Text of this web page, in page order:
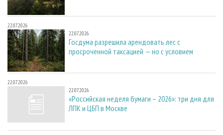
22.07.2026
22.07.2026
Госдума разрешила арендовать лес с
просроченной таксацией — но с условием
22.07.2026
22.07.2026
«Российская неделя бумаги – 2026»: три дня для
ЛПК и ЦБП в Москве